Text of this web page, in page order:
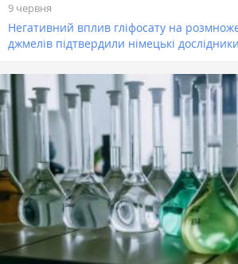
9 червня
Негативний вплив гліфосату на
джмелів підтвердили німецькі дослідники